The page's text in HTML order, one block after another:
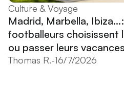
Culture & Voyage
Madrid, Marbella,
footballeurs choisissent
ou passer leurs vacances
Thomas R.-16/7/2026